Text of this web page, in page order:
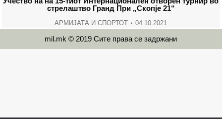
стрелаштво Гранд При „Скопје 21“
АРМИЈАТА И СПОРТОТ 04.10.2021
mil.mk © 2019 Сите права се задржани